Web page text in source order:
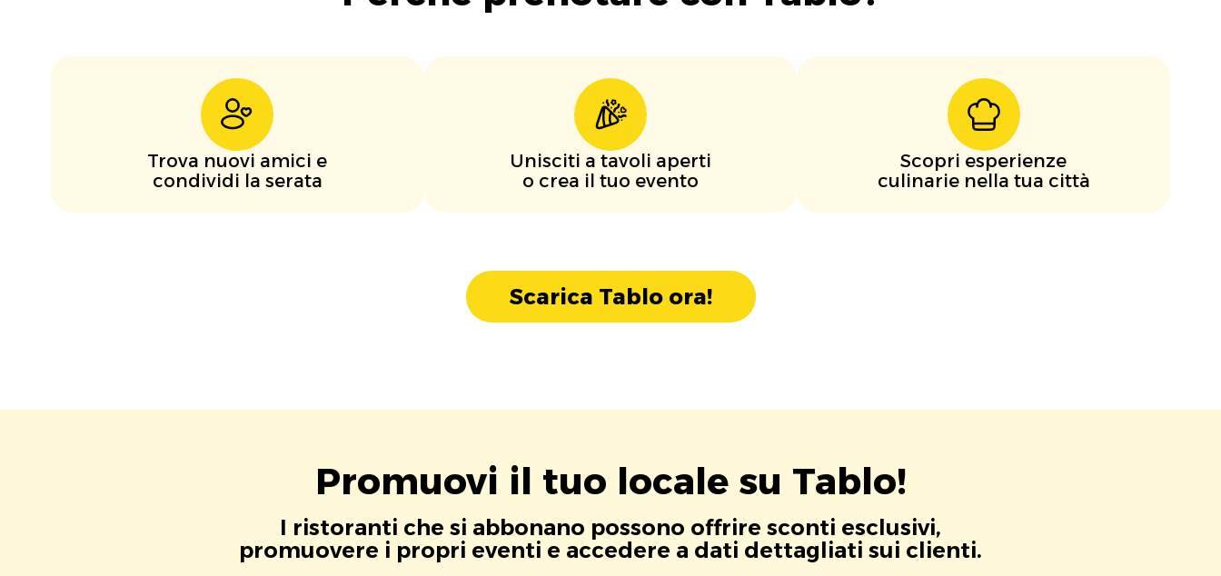
Trova nuovi amici e
condividi la serata
Unisciti a tavoli aperti
o crea il tuo evento
Scopri esperienze
culinarie nella tua città
Scarica Tablo ora!
Promuovi il tuo locale su Tablo!
I ristoranti che si abbonano possono offrire sconti esclusivi,
promuovere i propri eventi e accedere a dati dettagliati sui clienti.